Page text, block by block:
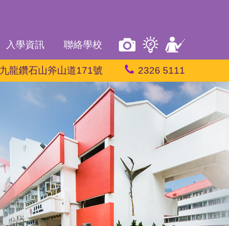
入學資訊 聯絡學校
九龍鑽石山斧山道171號 2326 5111